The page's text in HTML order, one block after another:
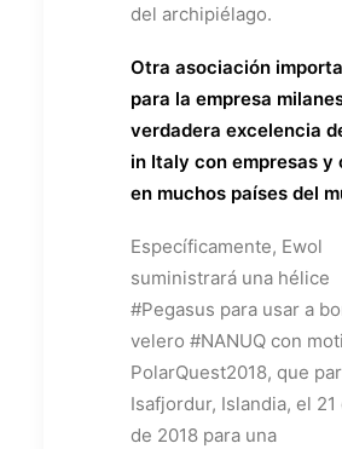
del archipiélago.
Otra asociación
para la empresa
verdadera excelencia
in Italy con empresas y
en muchos países del
Específicamente, Ewol
suministrará una hélice
#Pegasus para usar a
velero #NANUQ con
PolarQuest2018, que
Isafjordur, Islandia, el
de 2018 para una